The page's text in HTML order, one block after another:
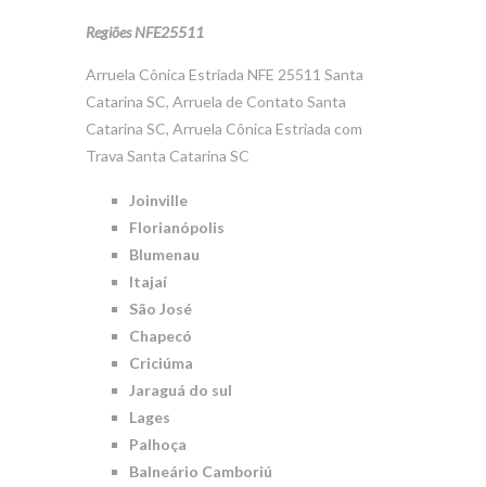
Regiões NFE25511
Arruela Cônica Estriada NFE 25511 Santa
Catarina SC, Arruela de Contato Santa
Catarina SC, Arruela Cônica Estriada com
Trava Santa Catarina SC
Joinville
Florianópolis
Blumenau
Itajaí
São José
Chapecó
Criciúma
Jaraguá do sul
Lages
Palhoça
Balneário Camboriú